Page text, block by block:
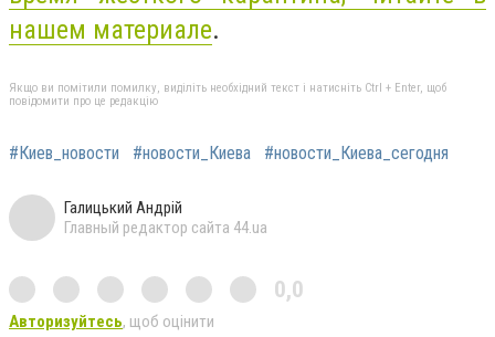
нашем материале.
Якщо ви помітили помилку, виділіть необхідний текст і натисніть Ctrl + Enter, щоб
повідомити про це редакцію
#Киев_новости #новости_Киева #новости_Киева_сегодня
Галицький Андрій
Главный редактор сайта 44.ua
0,0
Авторизуйтесь, щоб оцінити